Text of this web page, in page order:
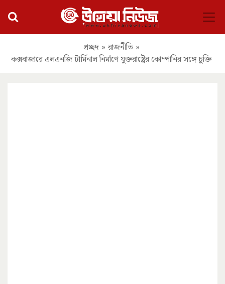
প্রচ্ছদ » রাজনীতি »
কক্সবাজারে এলএনজি টার্মিনাল নির্মাণে যুক্তরাষ্ট্রের কোম্পানির সঙ্গে চুক্তি